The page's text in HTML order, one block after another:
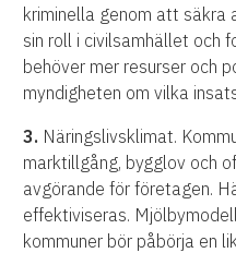
kriminella genom att säkra
sin roll i civilsamhället och
behöver mer resurser och
myndigheten om vilka
3. Näringslivsklimat.
marktillgång, bygglov och
avgörande för företagen.
effektiviseras.
kommuner bör påbörja en